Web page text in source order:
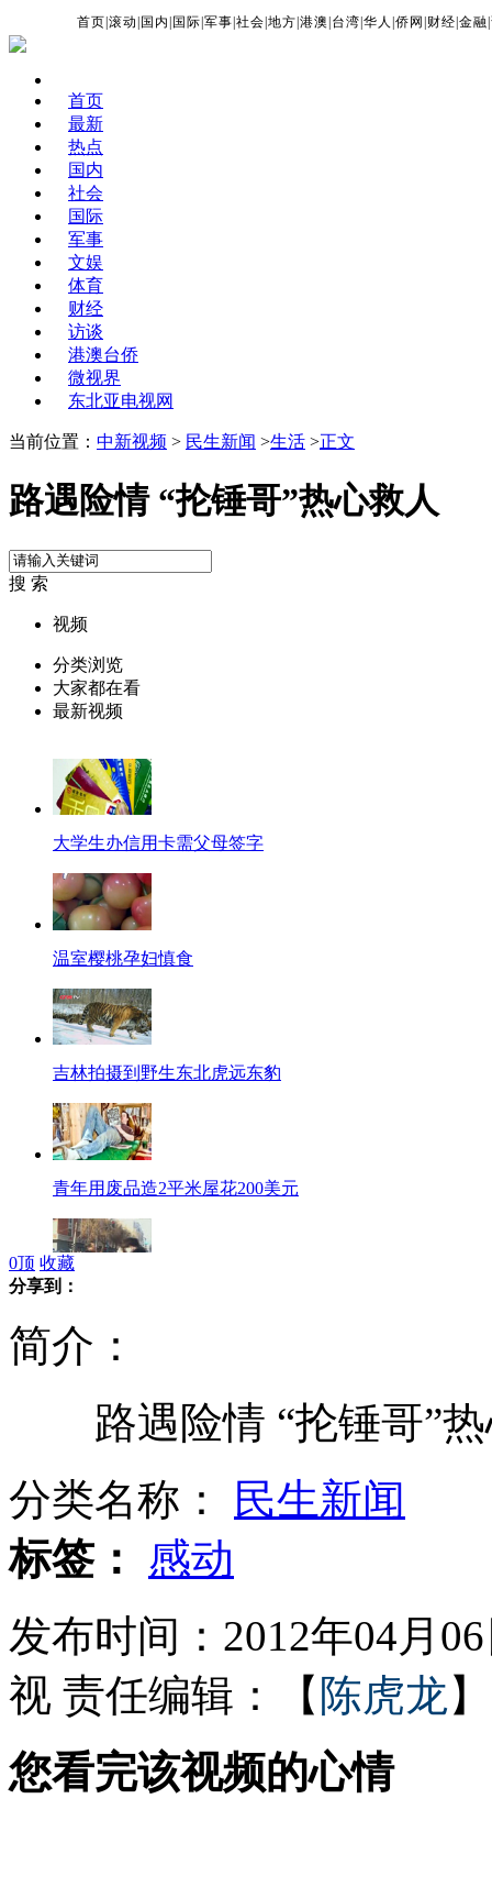
首页 |滚动 国内 国际 |军事 |社会 |地方 |港澳 台湾 |华人 |侨网 财经 |金融 |
首页
最新
热点
国内
社会
国际
军事
文娱
体育
财经
访谈
港澳台侨
微视界
东北亚电视网
当前位置： 中新视频 > 民生新闻 >生活 >正文
路遇险情 “抡锤哥”热心救人
搜 索
视频
分类浏览
大家都在看
最新视频
大学生办信用卡需父母签字
温室樱桃孕妇慎食
吉林拍摄到野生东北虎远东豹
青年用废品造2平米屋花200美元
俄坠机事故初判为机翼结冰所致
揭秘中国052系列导弹驱逐舰
谷歌将出智能眼镜可导航拍照
0顶 收藏
分享到：
简介：
路遇险情 “抡锤哥”热
分类名称：
民生新闻
标签：
感动
发布时间：2012年04月
视 责任编辑：【 陈虎龙】
您看完该视频的心情